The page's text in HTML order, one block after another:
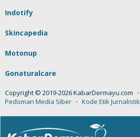
Indotify
Skincapedia
Motonup
Gonaturalcare
Copyright © 2019-2026 KabarDermayu.com
Pedoman Media Siber
Kode Etik Jurnalistik